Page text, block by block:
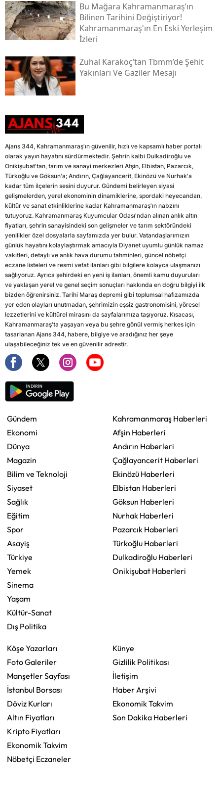
Bu Mağara Kahramanmaraş’ın
Bilinen Tarihini Değiştiriyor!
Kahramanmaraş'ın En Eski Yerleşim
İzleri
Zuhal Karakoç’tan Tbmm’de Şehit
Yakınları Ve Gaziler Mesajı
Ajans 344, Kahramanmaraş'ın güvenilir, hızlı ve kapsamlı haber portalı
olarak yayın hayatını sürdürmektedir. Şehrin kalbi Dulkadiroğlu ve
Onikişubat'tan, tarım ve sanayi merkezleri Afşin, Elbistan, Pazarcık,
Türkoğlu ve Göksun'a; Andırın, Çağlayancerit, Ekinözü ve Nurhak'a
kadar tüm ilçelerin sesini duyurur. Gündemi belirleyen siyasi
gelişmelerden, yerel ekonominin dinamiklerine, spordaki heyecandan,
kültür ve sanat etkinliklerine kadar Kahramanmaraş'ın nabzını
tutuyoruz. Kahramanmaraş Kuyumcular Odası'ndan alınan anlık altın
fiyatları, şehrin sanayisindeki son gelişmeler ve tarım sektöründeki
yenilikler özel dosyalarla sayfamızda yer bulur. Vatandaşlarımızın
günlük hayatını kolaylaştırmak amacıyla Diyanet uyumlu günlük namaz
vakitleri, detaylı ve anlık hava durumu tahminleri, güncel nöbetçi
eczane listeleri ve resmi vefat ilanları gibi bilgilere kolayca ulaşmanızı
sağlıyoruz. Ayrıca şehirdeki en yeni iş ilanları, önemli kamu duyuruları
ve yaklaşan yerel ve genel seçim sonuçları hakkında en doğru bilgiyi ilk
bizden öğrenirsiniz. Tarihi Maraş depremi gibi toplumsal hafızamızda
yer eden olayları unutmadan, şehrimizin eşsiz gastronomisini, yöresel
lezzetlerini ve kültürel mirasını da sayfalarımıza taşıyoruz. Kısacası,
Kahramanmaraş'ta yaşayan veya bu şehre gönül vermiş herkes için
tasarlanan Ajans 344, habere, bilgiye ve aradığınız her şeye
ulaşabileceğiniz tek ve en güvenilir adrestir.
Gündem
Ekonomi
Dünya
Magazin
Bilim ve Teknoloji
Siyaset
Sağlık
Eğitim
Spor
Asayiş
Türkiye
Yemek
Sinema
Yaşam
Kültür-Sanat
Dış Politika
Kahramanmaraş Haberleri
Afşin Haberleri
Andırın Haberleri
Çağlayancerit Haberleri
Ekinözü Haberleri
Elbistan Haberleri
Göksun Haberleri
Nurhak Haberleri
Pazarcık Haberleri
Türkoğlu Haberleri
Dulkadiroğlu Haberleri
Onikişubat Haberleri
Köşe Yazarları
Foto Galeriler
Manşetler Sayfası
İstanbul Borsası
Döviz Kurları
Altın Fiyatları
Kripto Fiyatları
Ekonomik Takvim
Nöbetçi Eczaneler
Künye
Gizlilik Politikası
İletişim
Haber Arşivi
Ekonomik Takvim
Son Dakika Haberleri